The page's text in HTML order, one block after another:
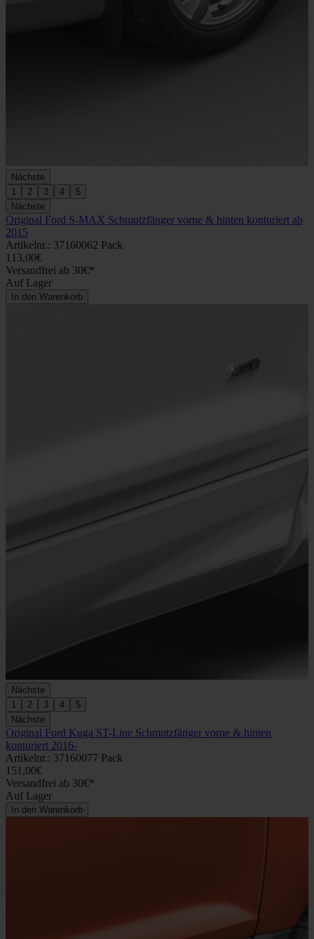
Nächste
1
2 3 4
5
Nächste
Original Ford S-MAX Schmutzfänger vorne & hinten konturiert ab
2015
Artikelnr.: 37160062 Pack
113,00€
Versandfrei ab 30€*
Auf Lager
In den Warenkorb
Nächste
1
2 3 4
5
Nächste
Original Ford Kuga ST-Line Schmutzfänger vorne & hinten
konturiert 2016-
Artikelnr.: 37160077 Pack
151,00€
Versandfrei ab 30€*
Auf Lager
In den Warenkorb